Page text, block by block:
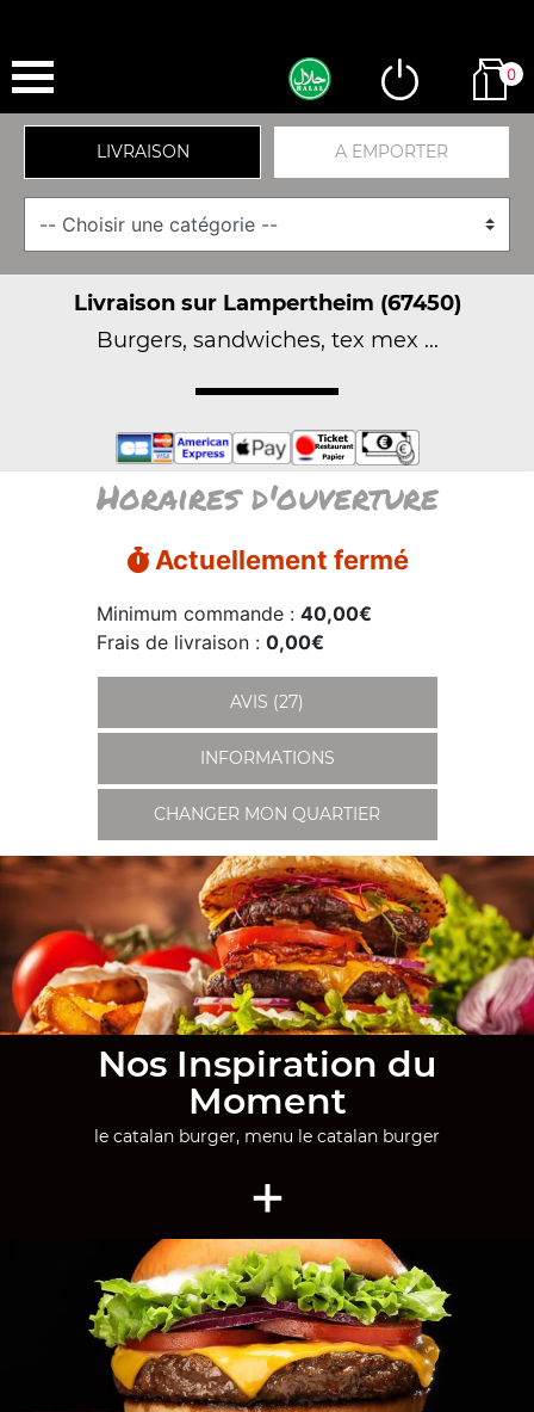
0
LIVRAISON A EMPORTER
Livraison sur Lampertheim (67450)
Burgers, sandwiches, tex mex ...
Horaires d'ouverture
Actuellement fermé
Minimum commande : 40,00€
Frais de livraison : 0,00€
AVIS (27)
INFORMATIONS
CHANGER MON QUARTIER
Nos Inspiration du
Moment
le catalan burger, menu le catalan burger
+